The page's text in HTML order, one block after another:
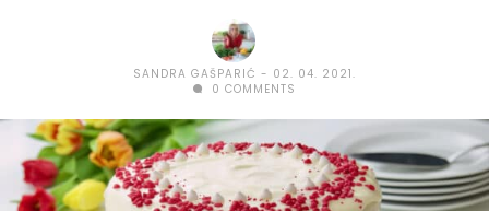
SANDRA GAŠPARIĆ
02. 04. 2021.
0 COMMENTS